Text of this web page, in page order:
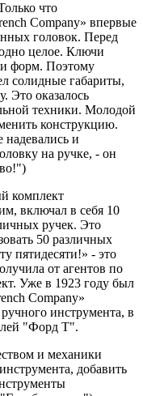
что
Company» впервые
головок. Перед
целое. Ключи
и форм. Поэтому
солидные габариты,
Это оказалось
техники. Молодой
конструкцию.
и
на ручке, - он
комплект
включал в себя 10
ручек. Это
50 различных
пятидесяти!» - это
от агентов по
Уже в 1923 году был
Company»
инструмента, в
"Форд Т".
и механики
добавить